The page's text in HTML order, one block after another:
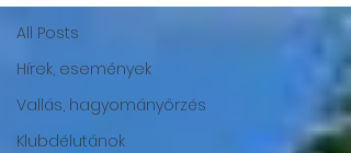
All Posts
Hírek, események
Vallás, hagyományőrzés
Klubdélutánok